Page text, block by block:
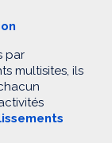
par
multisites, ils